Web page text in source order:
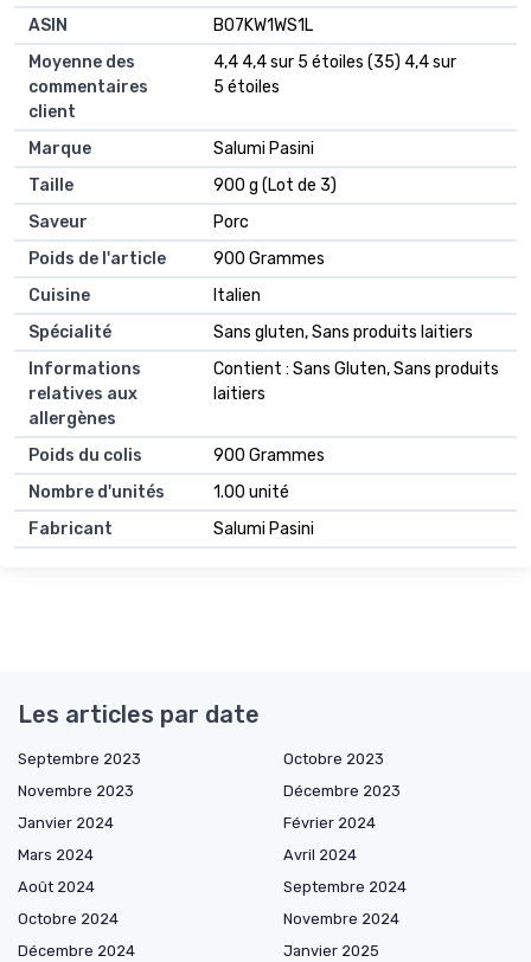
ASIN
B07KW1WS1L
Moyenne des
commentaires
client
4,4 4,4 sur 5 étoiles (35) 4,4 sur
5 étoiles
Marque
Salumi Pasini
Taille
900 g (Lot de 3)
Saveur
Porc
Poids de l'article
900 Grammes
Cuisine
Italien
Spécialité
Sans gluten, Sans produits laitiers
Informations
relatives aux
allergènes
Contient : Sans Gluten, Sans produits
laitiers
Poids du colis
900 Grammes
Nombre d'unités
1.00 unité
Fabricant
Salumi Pasini
Les articles par date
Septembre 2023
Octobre 2023
Novembre 2023
Décembre 2023
Janvier 2024
Février 2024
Mars 2024
Avril 2024
Août 2024
Septembre 2024
Octobre 2024
Novembre 2024
Décembre 2024
Janvier 2025